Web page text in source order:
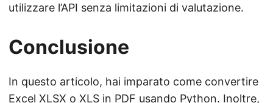
utilizzare l’API senza limitazioni di valutazione.
Conclusione
In questo articolo, hai imparato come convertire
Excel XLSX o XLS in PDF usando Python. Inoltre,